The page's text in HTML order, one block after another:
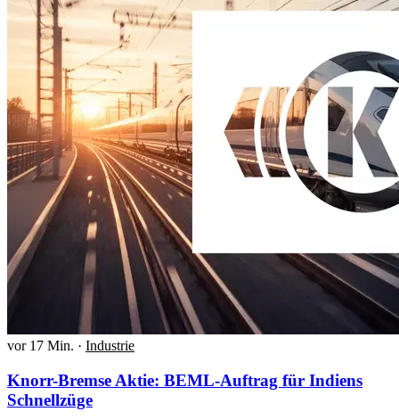
vor 17 Min. · Industrie
Knorr-Bremse Aktie: BEML-Auftrag für Indiens
Schnellzüge